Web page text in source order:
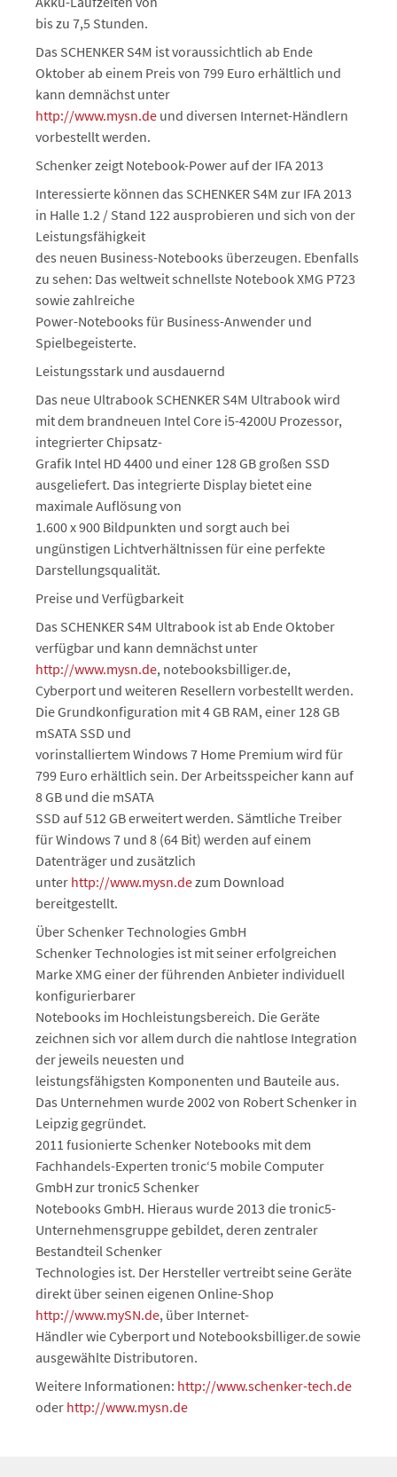
bis zu 7,5 Stunden.
Das SCHENKER S4M ist voraussichtlich ab Ende
Oktober ab einem Preis von 799 Euro erhältlich und
kann demnächst unter
http://www.mysn.de und diversen Internet-Händlern
vorbestellt werden.
Schenker zeigt Notebook-Power auf der IFA 2013
Interessierte können das SCHENKER S4M zur IFA 2013
in Halle 1.2 / Stand 122 ausprobieren und sich von der
Leistungsfähigkeit
des neuen Business-Notebooks überzeugen. Ebenfalls
zu sehen: Das weltweit schnellste Notebook XMG P723
sowie zahlreiche
Power-Notebooks für Business-Anwender und
Spielbegeisterte.
Leistungsstark und ausdauernd
Das neue Ultrabook SCHENKER S4M Ultrabook wird
mit dem brandneuen Intel Core i5-4200U Prozessor,
integrierter Chipsatz-
Grafik Intel HD 4400 und einer 128 GB großen SSD
ausgeliefert. Das integrierte Display bietet eine
maximale Auflösung von
1.600 x 900 Bildpunkten und sorgt auch bei
ungünstigen Lichtverhältnissen für eine perfekte
Darstellungsqualität.
Preise und Verfügbarkeit
Das SCHENKER S4M Ultrabook ist ab Ende Oktober
verfügbar und kann demnächst unter
http://www.mysn.de, notebooksbilliger.de,
Cyberport und weiteren Resellern vorbestellt werden.
Die Grundkonfiguration mit 4 GB RAM, einer 128 GB
mSATA SSD und
vorinstalliertem Windows 7 Home Premium wird für
799 Euro erhältlich sein. Der Arbeitsspeicher kann auf
8 GB und die mSATA
SSD auf 512 GB erweitert werden. Sämtliche Treiber
für Windows 7 und 8 (64 Bit) werden auf einem
Datenträger und zusätzlich
unter http://www.mysn.dezum Download
bereitgestellt.
Über Schenker Technologies GmbH
Schenker Technologies ist mit seiner erfolgreichen
Marke XMG einer der führenden Anbieter individuell
konfigurierbarer
Notebooks im Hochleistungsbereich. Die Geräte
zeichnen sich vor allem durch die nahtlose Integration
der jeweils neuesten und
leistungsfähigsten Komponenten und Bauteile aus.
Das Unternehmen wurde 2002 von Robert Schenker in
Leipzig gegründet.
2011 fusionierte Schenker Notebooks mit dem
Fachhandels-Experten tronic‘5 mobile Computer
GmbH zur tronic5 Schenker
Notebooks GmbH. Hieraus wurde 2013 die tronic5-
Unternehmensgruppe gebildet, deren zentraler
Bestandteil Schenker
Technologies ist. Der Hersteller vertreibt seine Geräte
direkt über seinen eigenen Online-Shop
http://www.mySN.de, über Internet-
Händler wie Cyberport und Notebooksbilliger.de sowie
ausgewählte Distributoren.
Weitere Informationen: http://www.schenker-tech.de
oder http://www.mysn.de